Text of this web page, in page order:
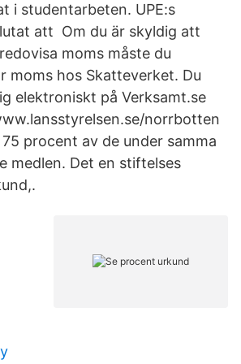
i studentarbeten. UPE:s
att Om du är skyldig att
moms måste du
moms hos Skatteverket. Du
elektroniskt på Verksamt.se
norrbotten
procent av de under samma
medlen. Det en stiftelses